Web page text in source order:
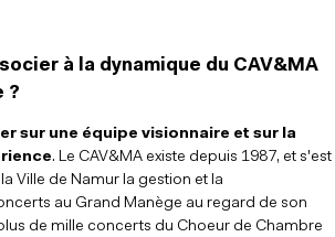
à la dynamique du CAV&MA
?
sur une équipe visionnaire et sur la
. Le CAV&MA existe depuis 1987, et s'est
Ville de Namur la gestion et la
au Grand Manège au regard de son
de mille concerts du Choeur de Chambre